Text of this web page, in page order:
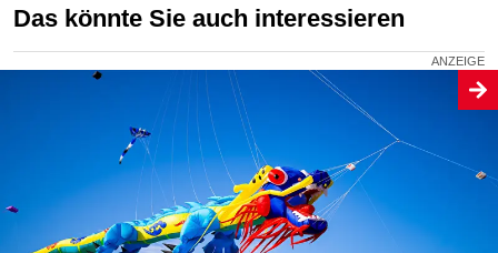
Das könnte Sie auch interessieren